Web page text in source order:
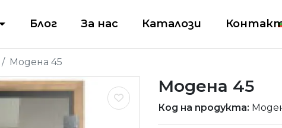
Блог За нас Каталози
Модена 45
Модена 45
Код на продукта: